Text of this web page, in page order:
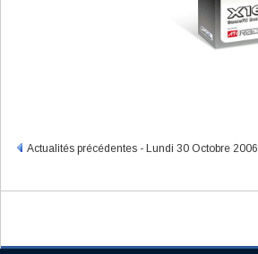
Actualités précédentes - Lundi 30 Octobre 2006